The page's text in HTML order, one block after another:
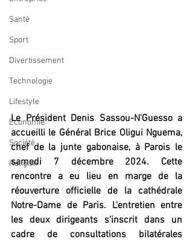
Santé
Sport
Divertissement
Technologie
Lifestyle
Economie
Société
Religion
Le Président Denis Sassou-N'Guesso a
accueilli le Général Brice Oligui Nguema,
chef de la junte gabonaise, à Parois le
samedi 7 décembre 2024. Cette
rencontre a eu lieu en marge de la
réouverture officielle de la cathédrale
Notre-Dame de Paris. L'entretien entre
les deux dirigeants s'inscrit dans un
cadre
de consultations bilatérales